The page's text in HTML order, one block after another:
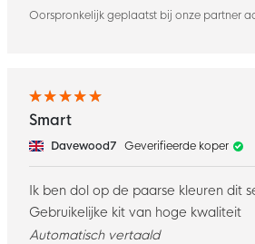
Oorspronkelijk geplaatst bij onze partner
Smart
Davewood7 Geverifieerde koper
Ik ben dol op de paarse kleuren dit
Gebruikelijke kit van hoge kwaliteit
Automatisch vertaald